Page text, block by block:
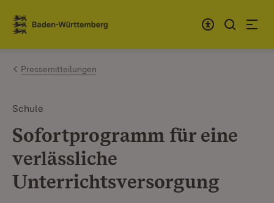
Zum Inhalt springen
Link zur Startseite
Pressemitteilungen
Schule
Sofortprogramm für eine
verlässliche
Unterrichtsversorgung